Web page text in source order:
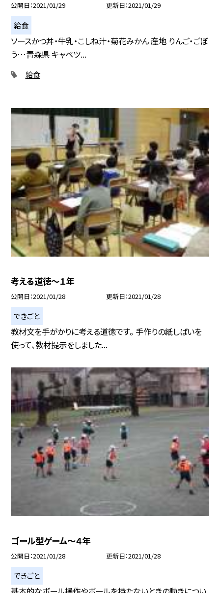
公開日 2021/01/29 更新日 2021/01/29
給食
ソースかつ丼・牛乳・こしね汁・菊花みかん 産地 りんご・ごぼ
う…青森県 キャベツ...
給食
考える道徳〜１年
公開日 2021/01/28 更新日 2021/01/28
できごと
教材文を手がかりに考える道徳です。 手作りの紙しばいを
使って、教材提示をしました...
ゴール型ゲーム〜４年
公開日 2021/01/28 更新日 2021/01/28
できごと